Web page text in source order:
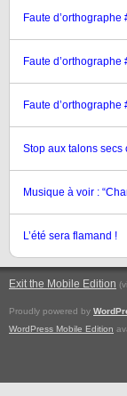
Faute d’orthographe
Faute d’orthographe
Faute d’orthographe
Stop aux talons secs
Musique à voir :
L’été sera flamand !
Exit the Mobile Edition
Proudly powered by
WordPress Mobile Edition